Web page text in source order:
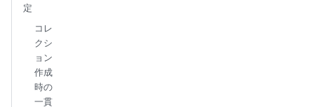
定
コレ
クシ
ョン
作成
時の
一貫